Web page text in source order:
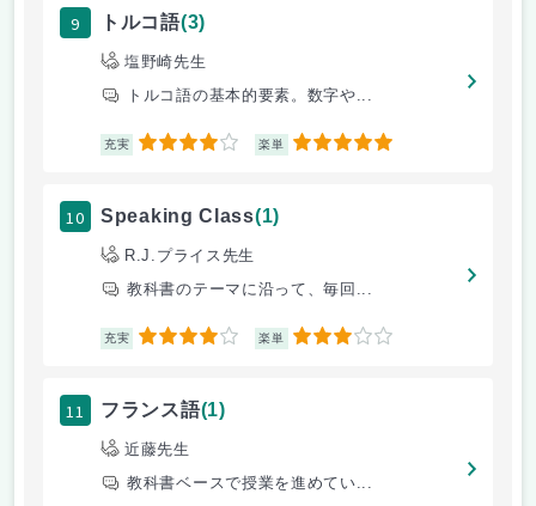
9 トルコ語(3)
塩野崎先生
トルコ語の基本的要素。数字や...
充実 4 楽単 5
10 Speaking Class(1)
R.J.プライス先生
教科書のテーマに沿って、毎回...
充実 4 楽単 3
11 フランス語(1)
近藤先生
教科書ベースで授業を進めてい...